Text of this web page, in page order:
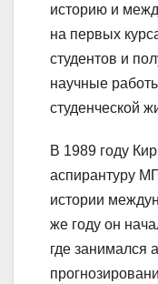
историю и
на первых
студентов и
научные
студенческой
В 1989 году
аспирантуру
истории
же году он
где занимался